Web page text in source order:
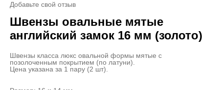
Добавьте свой отзыв
Швензы овальные мятые
английский замок 16 мм (золото)
Швензы класса люкс овальной формы мятые с
позолоченным покрытием (по латуни).
Цена указана за 1 пару (2 шт).